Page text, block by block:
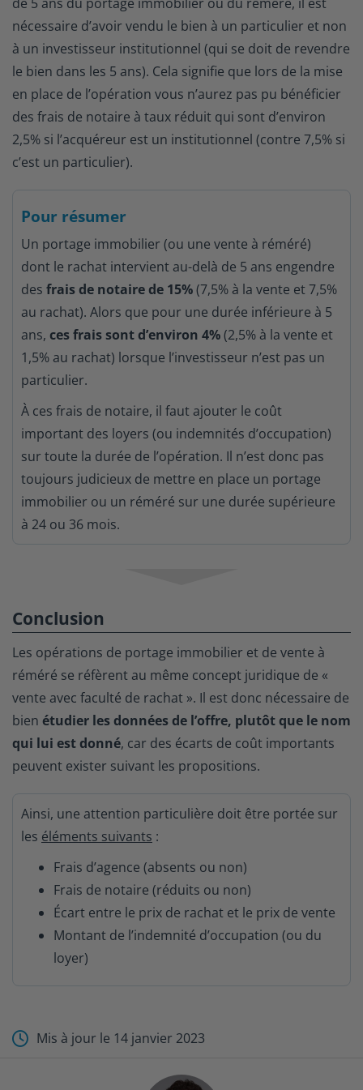
nécessaire d’avoir vendu le bien à un particulier et non
à un investisseur institutionnel (qui se doit de revendre
le bien dans les 5 ans). Cela signifie que lors de la mise
en place de l’opération vous n’aurez pas pu bénéficier
des frais de notaire à taux réduit qui sont d’environ
2,5% si l’acquéreur est un institutionnel (contre 7,5% si
c’est un particulier).
Pour résumer
Un portage immobilier (ou une vente à réméré)
dont le rachat intervient au-delà de 5 ans engendre
des frais de notaire de 15%(7,5% à la vente et 7,5%
au rachat). Alors que pour une durée inférieure à 5
ans, ces frais sont d’environ 4%(2,5% à la vente et
1,5% au rachat) lorsque l’investisseur n’est pas un
particulier.
À ces frais de notaire, il faut ajouter le coût
important des loyers (ou indemnités d’occupation)
sur toute la durée de l’opération. Il n’est donc pas
toujours judicieux de mettre en place un portage
immobilier ou un réméré sur une durée supérieure
à 24 ou 36 mois.
Conclusion
Les opérations de portage immobilier et de vente à
réméré se réfèrent au même concept juridique de «
vente avec faculté de rachat ». Il est donc nécessaire de
bien étudier les données de l’offre, plutôt que le nom
qui lui est donné, car des écarts de coût importants
peuvent exister suivant les propositions.
Ainsi, une attention particulière doit être portée sur
les éléments suivants :
Frais d’agence (absents ou non)
Frais de notaire (réduits ou non)
Écart entre le prix de rachat et le prix de vente
Montant de l’indemnité d’occupation (ou du
loyer)
Mis à jour le 14 janvier 2023